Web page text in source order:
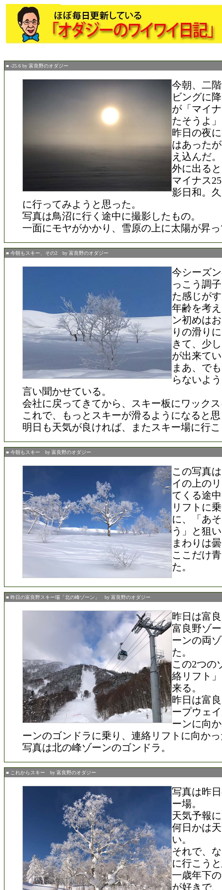
■ -25.6 by 富良野のオダジー
今朝、二
ビングに
が「マイ
たそうよ
昨日の夜
はあった
え込んだ。
外に出る
マイナス
影日和。
に行ってみようと思った。
写真は鳥沼に行く途中に撮影したもの。
一面にモヤがかかり、雪原の上に太陽が昇
■ 今朝もスキー、その2 by 富良野のオダジー
今シーズ
っこう調
た感じが
年齢を考
ン初めは
りの滑り
きて、少
が出来て
まあ、で
らないよ
言い聞かせている。
会社に戻ってきてから、スキー板にワック
これで、もっとスキーが滑るようになると
明日も天気が良ければ、またスキー場に行
■ 今朝もスキー by 富良野のオダジー
この写真
イの上の
てくる途
リフトに
に、「あ
う」と狙
まわりは
ここだけ
た。
■ 昨日の富良野スキー場「北の峰ゾーン」 by 富良野のオダジー
昨日は富
富良野ゾ
ーンの両
た。
この2つの
絡リフト
来る。
昨日は富
ープウェ
ーンに向
ーンのゴンドラに乗り、連絡リフトに向か
写真は北の峰ゾーンのゴンドラ。
■ これからスキー by 富良野のオダジー
写真は昨
ー場。
天気予報
何日かは
い。
それで、
に行こう
一歳年下
が好きで